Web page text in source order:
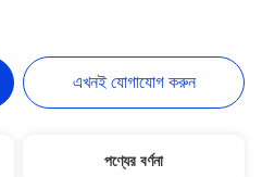
এখনই যোগাযোগ করুন
পণ্যের বর্ণনা